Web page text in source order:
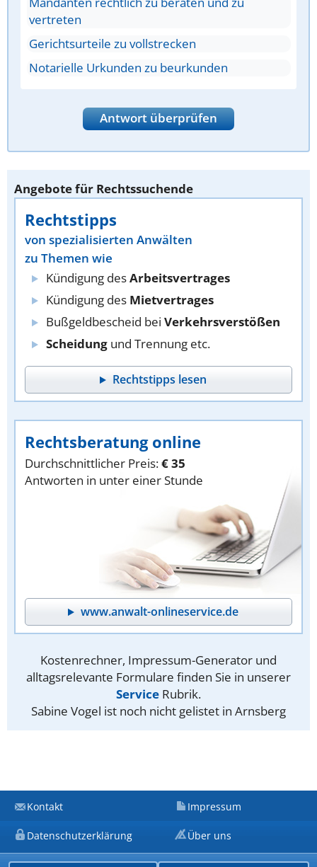
vertreten
Gerichtsurteile zu vollstrecken
Notarielle Urkunden zu beurkunden
Antwort überprüfen
Angebote für Rechtssuchende
Rechtstipps
von spezialisierten Anwälten
zu Themen wie
Kündigung desArbeitsvertrages
Kündigung des Mietvertrages
Bußgeldbescheid bei Verkehrsverstößen
Scheidung und Trennung etc.
Rechtstipps lesen
Rechtsberatung online
Durchschnittlicher Preis:€ 35
Antworten in unter einer Stunde
www.anwalt-onlineservice.de
Kostenrechner, Impressum-Generator und
alltagsrelevante Formulare finden Sie in unserer
Service Rubrik.
Sabine Vogel ist noch nicht gelistet in Arnsberg
Kontakt Impressum
Datenschutzerklärung Über uns